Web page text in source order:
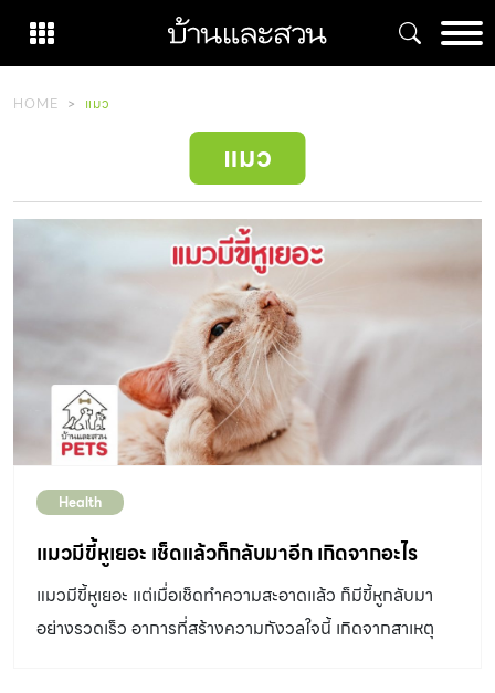
content
HOME แมว
แมว
Health
แมวมีขี้หูเยอะ เช็ดแล้วก็กลับมาอีก เกิดจากอะไร
แมวมีขี้หูเยอะ แต่เมื่อเช็ดทำความสะอาดแล้ว ก็มีขี้หูกลับมา
อย่างรวดเร็ว อาการที่สร้างความกังวลใจนี้ เกิดจากสาเหตุ